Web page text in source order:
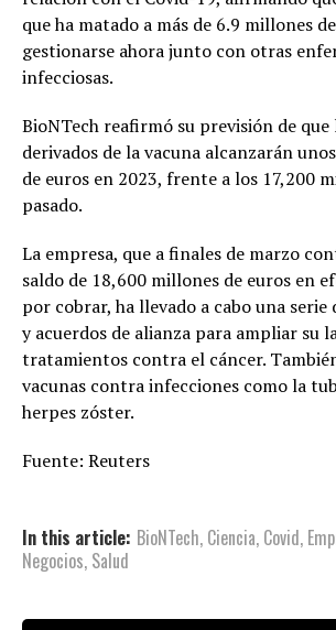
que ha matado a más de 6.9 millones
gestionarse ahora junto con otras
infecciosas.
BioNTech reafirmó su previsión de que
derivados de la vacuna alcanzarán
de euros en 2023, frente a los 17,200
pasado.
La empresa, que a finales de marzo
saldo de 18,600 millones de euros en
por cobrar, ha llevado a cabo una serie
y acuerdos de alianza para ampliar su
tratamientos contra el cáncer.
vacunas contra infecciones como la
herpes zóster.
Fuente: Reuters
In this article: BioNTech, Ciencia, Covid,
Negocios, Salud